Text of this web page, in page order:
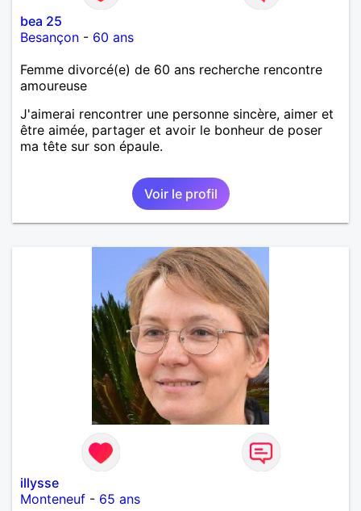
bea 25
Besançon - 60 ans
Femme divorcé(e) de 60 ans recherche rencontre
amoureuse
J'aimerai rencontrer une personne sincère, aimer et
être aimée, partager et avoir le bonheur de poser
ma tête sur son épaule.
Voir le profil
illysse
Monteneuf - 65 ans